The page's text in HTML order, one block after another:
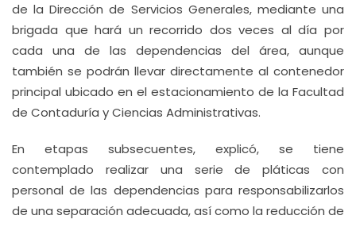
de la Dirección de Servicios Generales, mediante una
brigada que hará un recorrido dos veces al día por
cada una de las dependencias del área, aunque
también se podrán llevar directamente al contenedor
principal ubicado en el estacionamiento de la Facultad
de Contaduría y Ciencias Administrativas.
En etapas subsecuentes, explicó, se tiene
contemplado realizar una serie de pláticas con
personal de las dependencias para responsabilizarlos
de una separación adecuada, así como la reducción de